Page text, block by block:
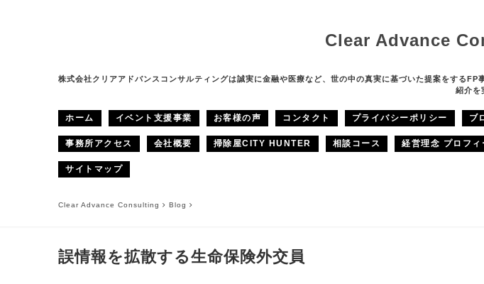
Clear Advance
株式会社クリアアドバンスコンサルティングは誠実に金融や医療など、世の中の真実に基づいた提案をする
紹介を
ホーム イベント支援事業 お客様の声 コンタクト プライバシーポリシー ブ
事務所アクセス 会社概要 掃除屋CITY HUNTER 相談コース 経営理念 プロフィ
サイトマップ
Clear Advance Consulting Blog
誤情報を拡散する生命保険外交員